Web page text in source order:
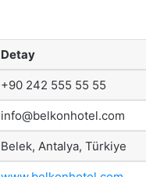
Detay
+90 242 555 55 55
info@belkonhotel.com
Belek, Antalya, Türkiye